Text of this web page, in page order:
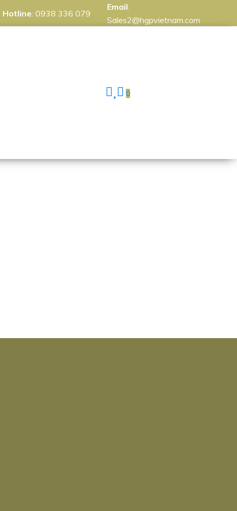
Hotline: 0938 336 079
Email:
Sales2@hgpvietnam.com
0